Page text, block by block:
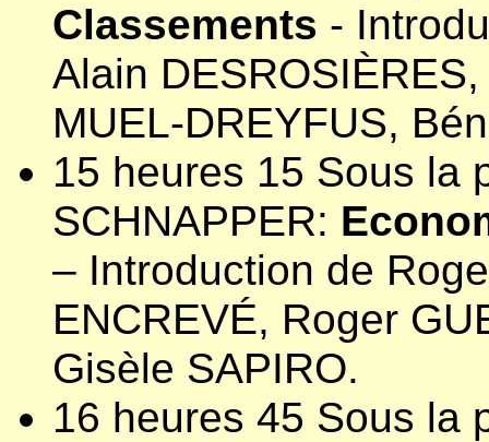
Classements -
Alain
MUEL-DREYFUS,
15 heures 15 Sous la
SCHNAPPER:
– Introduction de
ENCREVÉ, Roger
Gisèle SAPIRO.
16 heures 45 Sous la